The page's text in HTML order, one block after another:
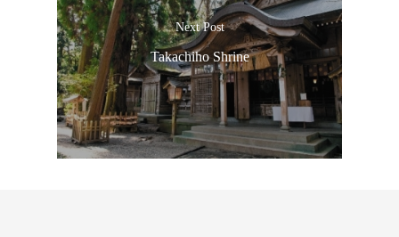
Next Post
Takachiho Shrine